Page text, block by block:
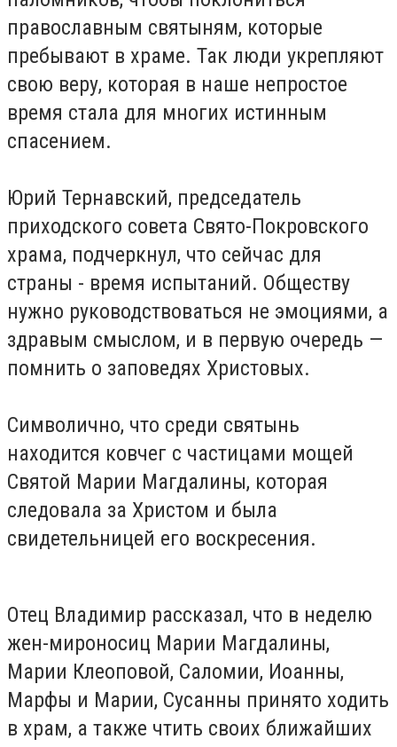
православным святыням, которые
пребывают в храме. Так люди укрепляют
свою веру, которая в наше непростое
время стала для многих истинным
спасением.
Юрий Тернавский, председатель
приходского совета Свято-Покровского
храма, подчеркнул, что сейчас для
страны - время испытаний. Обществу
нужно руководствоваться не эмоциями, а
здравым смыслом, и в первую очередь —
помнить о заповедях Христовых.
Символично, что среди святынь
находится ковчег с частицами мощей
Святой Марии Магдалины, которая
следовала за Христом и была
свидетельницей его воскресения.
Отец Владимир рассказал, что в неделю
жен-мироносиц Марии Магдалины,
Марии Клеоповой, Саломии, Иоанны,
Марфы и Марии, Сусанны принято ходить
в храм, а также чтить своих ближайших